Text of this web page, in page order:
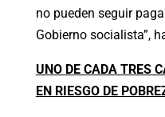
no pueden seguir
Gobierno socialista”,
UNO DE CADA TRES
EN RIESGO DE